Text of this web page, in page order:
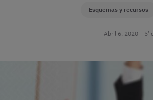
Esquemas y recursos
Abril 6, 2020 5’